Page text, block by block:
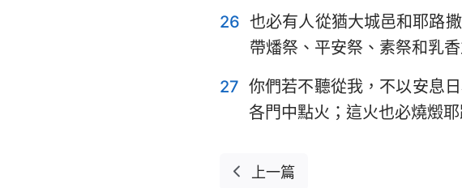
26 也必有人從猶大城邑和耶路
帶燔祭、平安祭、素祭和乳
27 你們若不聽從我，不以安息
各門中點火；這火也必燒燬
上一篇